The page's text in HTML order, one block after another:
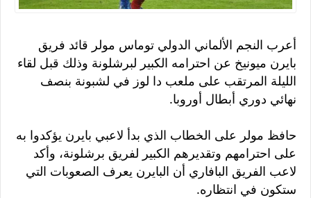
أعرب النجم الألماني الدولي توماس مولر قائد فريق
بايرن ميونيخ عن احترامه الكبير لبرشلونة وذلك قبل لقاء
الليلة المرتقب على ملعب دا لوز في لشبونة بنصف
نهائي دوري أبطال أوروبا.
حافظ مولر على الخطاب الذي بدأ لاعبي بايرن يؤكدوا به
على احترامهم وتقديرهم الكبير لفريق برشلونة، وأكد
لاعب الفريق البافاري أن البايرن يعرف الصعوبات التي
ستكون في انتظاره.